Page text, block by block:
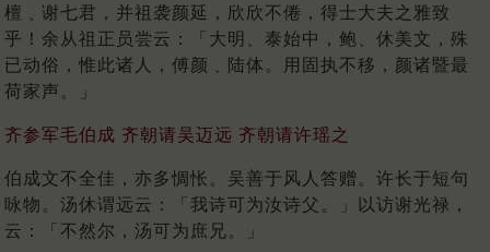
檀﹑谢七君，并祖袭颜延，欣欣不倦，得士大夫之雅致
乎！余从祖正员尝云：「大明、泰始中，鲍、休美文，殊
已动俗，惟此诸人，傅颜﹑陆体。用固执不移，颜诸暨最
荷家声。」
齐参军毛伯成 齐朝请吴迈远 齐朝请许瑶之
伯成文不全佳，亦多惆怅。吴善于风人答赠。许长于短句
咏物。汤休谓远云：「我诗可为汝诗父。」以访谢光禄，
云：「不然尔，汤可为庶兄。」